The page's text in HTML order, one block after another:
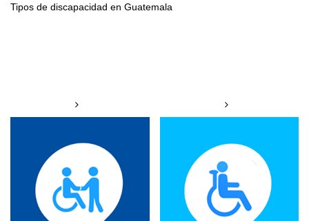
Tipos de discapacidad en Guatemala